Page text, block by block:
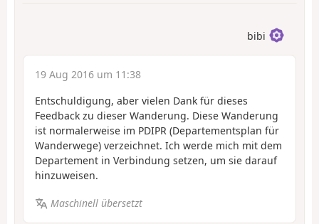
bibi
19 Aug 2016 um 11:38
Entschuldigung, aber vielen Dank für dieses
Feedback zu dieser Wanderung. Diese Wanderung
ist normalerweise im PDIPR (Departementsplan für
Wanderwege) verzeichnet. Ich werde mich mit dem
Departement in Verbindung setzen, um sie darauf
hinzuweisen.
Maschinell übersetzt